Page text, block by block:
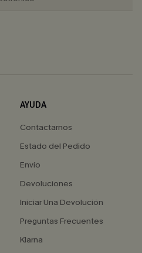
AYUDA
Contactarnos
Estado del Pedido
Envío
Devoluciones
Iniciar Una Devolución
Preguntas Frecuentes
Klarna